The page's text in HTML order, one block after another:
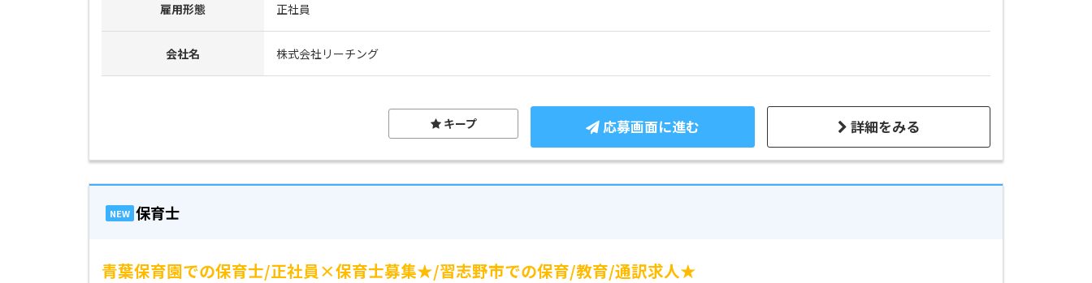
雇用形態 正社員
会社名 株式会社リーチング
詳細をみる
応募画面に進む
キープ
NEW 保育士
青葉保育園での保育士/正社員×保育士募集★/習志野市での保育/教育/通訳求人★